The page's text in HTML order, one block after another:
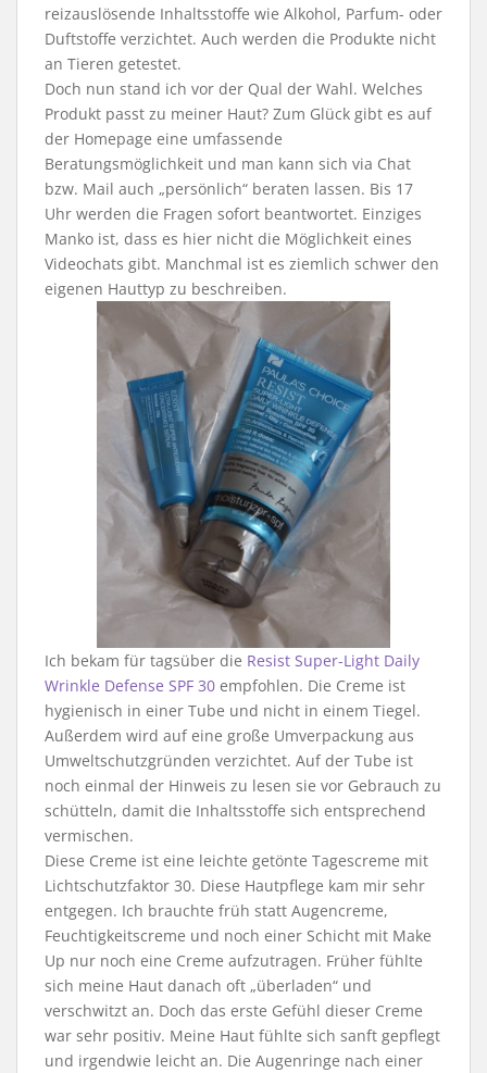
reizauslösende Inhaltsstoffe wie Alkohol, Parfum- oder
Duftstoffe verzichtet. Auch werden die Produkte nicht
an Tieren getestet.
Doch nun stand ich vor der Qual der Wahl. Welches
Produkt passt zu meiner Haut? Zum Glück gibt es auf
der Homepage eine umfassende
Beratungsmöglichkeit und man kann sich via Chat
bzw. Mail auch „persönlich“ beraten lassen. Bis 17
Uhr werden die Fragen sofort beantwortet. Einziges
Manko ist, dass es hier nicht die Möglichkeit eines
Videochats gibt. Manchmal ist es ziemlich schwer den
eigenen Hauttyp zu beschreiben.
Ich bekam für tagsüber die Resist Super-Light Daily
Wrinkle Defense SPF 30 empfohlen. Die Creme ist
hygienisch in einer Tube und nicht in einem Tiegel.
Außerdem wird auf eine große Umverpackung aus
Umweltschutzgründen verzichtet. Auf der Tube ist
noch einmal der Hinweis zu lesen sie vor Gebrauch zu
schütteln, damit die Inhaltsstoffe sich entsprechend
vermischen.
Diese Creme ist eine leichte getönte Tagescreme mit
Lichtschutzfaktor 30. Diese Hautpflege kam mir sehr
entgegen. Ich brauchte früh statt Augencreme,
Feuchtigkeitscreme und noch einer Schicht mit Make
Up nur noch eine Creme aufzutragen. Früher fühlte
sich meine Haut danach oft „überladen“ und
verschwitzt an. Doch das erste Gefühl dieser Creme
war sehr positiv. Meine Haut fühlte sich sanft gepflegt
und irgendwie leicht an. Die Augenringe nach einer